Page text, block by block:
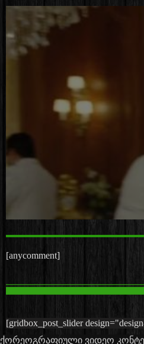
[anycomment]
[gridbox_post_slider
ქორეოგრაფიული ვიდეო